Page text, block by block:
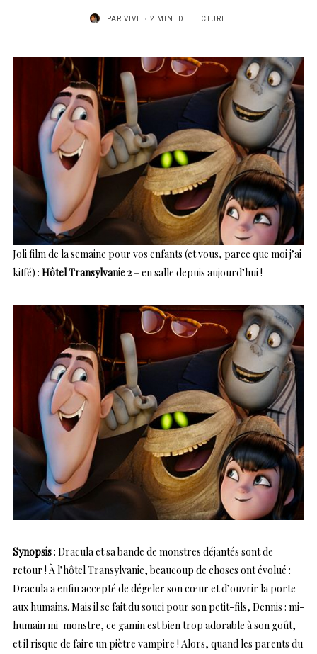
PAR VIVI 2 MIN. DE LECTURE
Joli film de la semaine pour vos enfants (et vous, parce que moi j’ai
kiffé) : Hôtel Transylvanie 2– en salle depuis aujourd’hui !
Synopsis: Dracula et sa bande de monstres déjantés sont de
retour ! À l’hôtel Transylvanie, beaucoup de choses ont évolué :
Dracula a enfin accepté de dégeler son cœur et d’ouvrir la porte
aux humains. Mais il se fait du souci pour son petit-fils, Dennis : mi-
humain mi-monstre, ce gamin est bien trop adorable à son goût,
et il risque de faire un piètre vampire ! Alors, quand les parents du